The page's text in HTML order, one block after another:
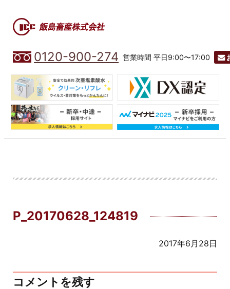
0120-900-274 営業時間 平日9:00〜17:00
P_20170628_124819
2017年6月28日
コメントを残す